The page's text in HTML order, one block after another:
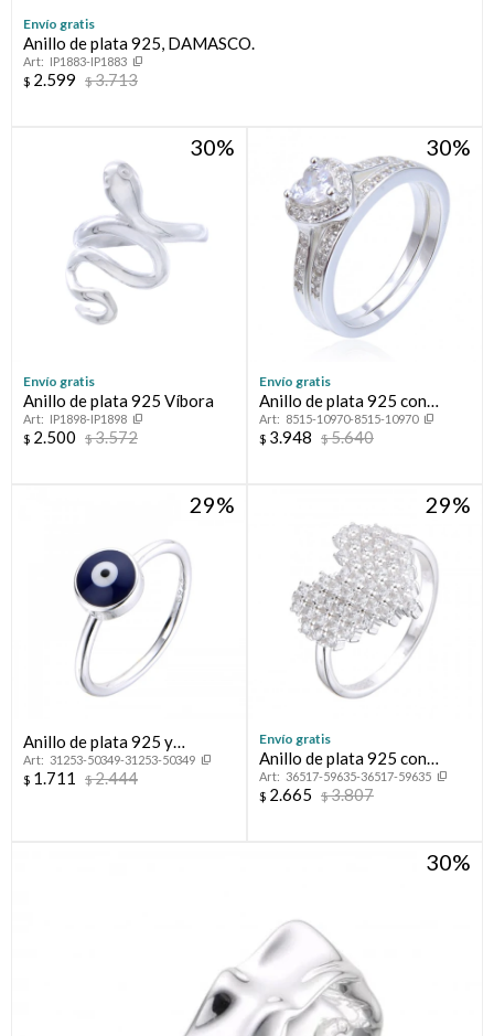
Envío gratis
Anillo de plata 925, DAMASCO.
IP1883-IP1883
$ 2.599 $3.713
30
Envío gratis
Anillo de plata 925 Víbora
IP1898-IP1898
$ 2.500 $3.572
30
Envío gratis
Anillo de plata 925 con
circonias, PROMESA
8515-10970-8515-10970
$ 3.948 $5.640
29
Anillo de plata 925 y
esmalte, OJO TURCO.
31253-50349-31253-50349
$ 1.711 $2.444
29
Envío gratis
Anillo de plata 925 con
circonias, CORAZON
36517-59635-36517-59635
$ 2.665 $3.807
30